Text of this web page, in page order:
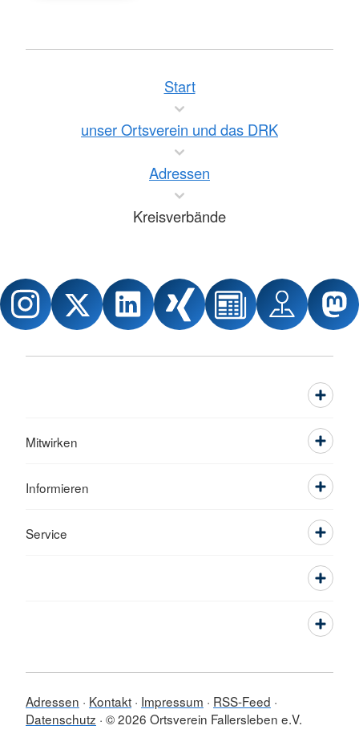
Start
unser Ortsverein und das DRK
Adressen
Kreisverbände
Mitwirken
Informieren
Service
Adressen Kontakt Impressum
RSS-Feed
Datenschutz © 2026 Ortsverein Fallersleben e.V.